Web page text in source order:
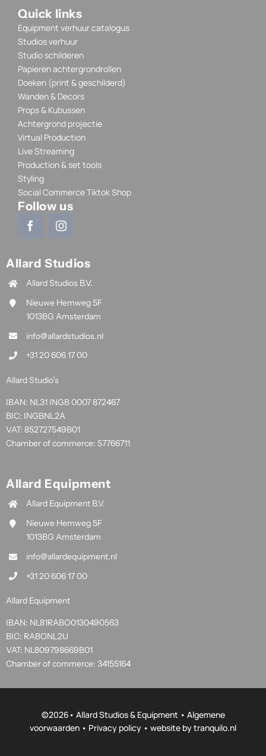
Quick links
Equipment verhuur catalogus
Studios verhuur
Studio schilderen
Papieren achtergrondrollen
Doeken (print & geschilderd)
Wanden & Decors
Props & Kubussen
Achtergrond projectie
Virtual Production
Live Streaming
Production & set tools
Styling
Social Commerce Tiktok Shop
Follow us
Allard Studios
Allard Studios B.V.
Nieuwe Hemweg 5F
1013BG Amsterdam
info@allardstudios.nl
+31 20 606 17 00
Allard Studio’s
IBAN: NL31 INGB 0007 872467
BIC: INGBNL2A
VAT: 852727549B01
Chamber of commerce: 57766711
Allard Equipment
Allard Equipment B.V.
Nieuwe Hemweg 5F
1013BG Amsterdam
info@allardequipment.nl
+31 20 606 17 00
Allard Equipment
IBAN: NL81RABO0130490563
BIC: RABONL2U
VAT: NL809798669B01
Chamber of commerce: 34155164
©2026• Allard Studios & Equipment • Algemene
voorwaarden • Privacy policy • website bytranquilo.nl